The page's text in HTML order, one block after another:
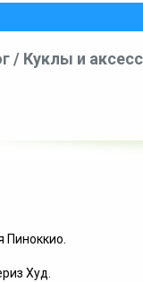
/ Куклы и
Пиноккио.
Худ.